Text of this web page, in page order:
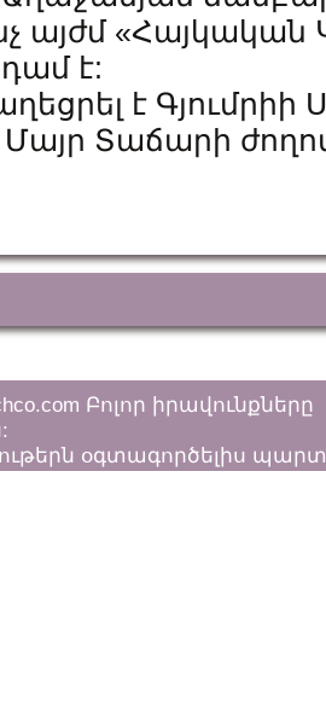
այժմ
է:
է
Տաճարի
Բոլոր իրավունքները
օգտագործելիս